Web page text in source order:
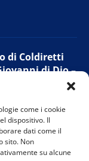
come i cookie
dispositivo. Il
dati come il
sito. Non
su alcune
di Coldiretti
di Dio –
le